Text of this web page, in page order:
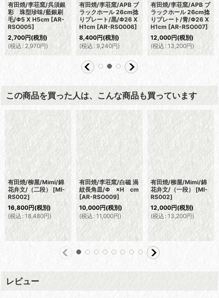
有田焼/李荘窯/呉須銀
彩 珠型珍味/藍銀刷
毛/Φ5 X H5cm [AR-
RSO005]
2,700円(税別)
(税込: 2,970円)
有田焼/李荘窯/APB ブ
ラックホール 26cm捻
りプレート/黒/Φ26 X
H1cm [AR-RSO006]
8,400円(税別)
(税込 : 9,240円)
有田焼/李荘窯/APB ブ
ラックホール 26cm捻
りプレート/青/Φ26 X
H1cm [AR-RSO007]
12,000円(税別)
(税込: 13,200円)
この商品を買った人は、こんな商品も買っています
有田焼/柳屋/Mimi/錦
花弁文/（二段） [MI-
RS002]
16,800円(税別)
(税込 : 18,480円)
有田焼/李荘窯/白磁 渦
紋長角皿/Φ ×H cm
[AR-RSO009]
10,000円(税別)
(税込 : 11,000円)
有田焼/柳屋/Mimi/錦
花弁文/（一段） [MI-
RS002]
12,000円(税別)
(税込 : 13,200円)
レビュー